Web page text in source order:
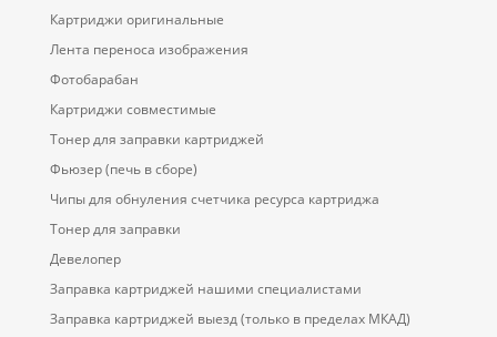
Картриджи оригинальные
Лента переноса изображения
Фотобарабан
Картриджи совместимые
Тонер для заправки картриджей
Фьюзер (печь в сборе)
Чипы для обнуления счетчика ресурса картриджа
Тонер для заправки
Девелопер
Заправка картриджей нашими специалистами
Заправка картриджей выезд (только в пределах МКАД)